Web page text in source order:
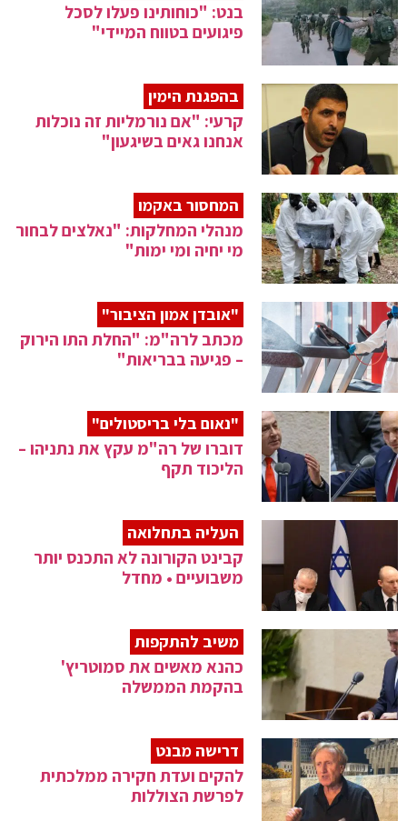
בנט: "כוחותינו פעלו לסכל
פיגועים בטווח המיידי"
בהפגנת הימין
קרעי: "אם נורמליות זה נוכלות
אנחנו גאים בשיגעון"
המחסור באקמו
מנהלי המחלקות: "נאלצים לבחור
מי יחיה ומי ימות"
"אובדן אמון הציבור"
מכתב לרה"מ: "החלת התו הירוק
– פגיעה בבריאות"
"נאום בלי בריסטולים"
דוברו של רה"מ עקץ את נתניהו –
הליכוד תקף
העליה בתחלואה
קבינט הקורונה לא התכנס יותר
משבועיים • מחדל
משיב להתקפות
כהנא מאשים את סמוטריץ'
בהקמת הממשלה
דרישה מבנט
להקים ועדת חקירה ממלכתית
לפרשת הצוללות